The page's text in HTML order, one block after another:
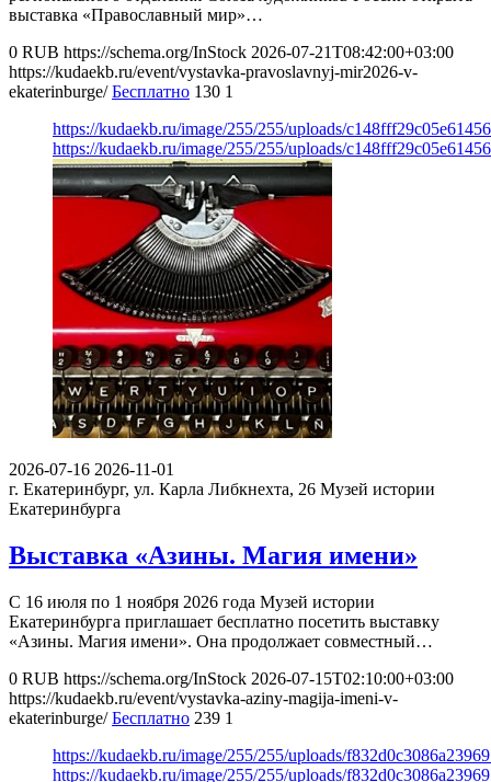
выставка «Православный мир»…
0 RUB https://schema.org/InStock 2026-07-21T08:42:00+03:00
https://kudaekb.ru/event/vystavka-pravoslavnyj-mir2026-v-
ekaterinburge/ Бесплатно 130 1
https://kudaekb.ru/image/255/255/uploads/
https://kudaekb.ru/image/255/255/uploads/
2026-07-16 2026-11-01
г. Екатеринбург, ул. Карла Либкнехта, 26 Музей истории
Екатеринбурга
Выставка «Азины. Магия имени»
С 16 июля по 1 ноября 2026 года Музей истории
Екатеринбурга приглашает бесплатно посетить выставку
«Азины. Магия имени». Она продолжает совместный…
0 RUB https://schema.org/InStock 2026-07-15T02:10:00+03:00
https://kudaekb.ru/event/vystavka-aziny-magija-imeni-v-
ekaterinburge/ Бесплатно 239 1
https://kudaekb.ru/image/255/255/uploads/
https://kudaekb.ru/image/255/255/uploads/